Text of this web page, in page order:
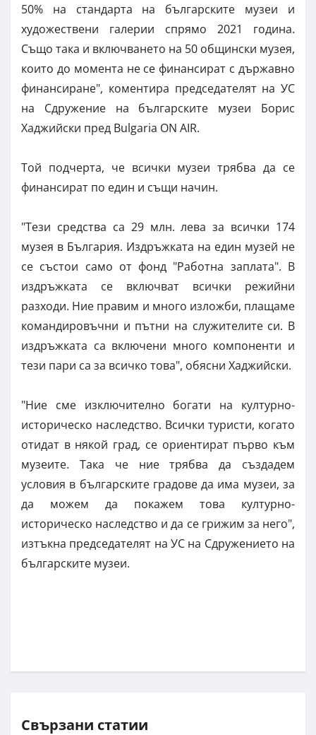
50% на стандарта на българските музеи и
художествени галерии спрямо 2021 година.
Също така и включването на 50 общински музея,
които до момента не се финансират с държавно
финансиране", коментира председателят на УС
на Сдружение на българските музеи Борис
Хаджийски пред Bulgaria ON AIR.
Той подчерта, че всички музеи трябва да се
финансират по един и същи начин.
"Тези средства са 29 млн. лева за всички 174
музея в България. Издръжката на един музей не
се състои само от фонд "Работна заплата". В
издръжката се включват всички режийни
разходи. Ние правим и много изложби, плащаме
командировъчни и пътни на служителите си. В
издръжката са включени много компоненти и
тези пари са за всичко това", обясни Хаджийски.
"Ние сме изключително богати на културно-
историческо наследство. Всички туристи, когато
отидат в някой град, се ориентират първо към
музеите. Така че ние трябва да създадем
условия в българските градове да има музеи, за
да можем да покажем това културно-
историческо наследство и да се грижим за него",
изтъкна председателят на УС на Сдружението на
българските музеи.
Свързани статии